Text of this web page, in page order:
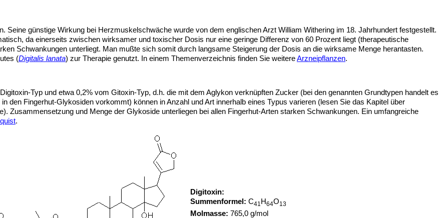
Seine günstige Wirkung bei Herzmuskelschwäche wurde von dem englischen Arzt William Withering im 18. Jahrhundert festgestellt.
da einerseits zwischen wirksamer und toxischer Dosis nur eine geringe Differenz von 60 Prozent liegt (therapeutische
Schwankungen unterliegt. Man mußte sich somit durch langsame Steigerung der Dosis an die wirksame Menge herantasten.
(Digitalis lanata) zur Therapie genutzt. In einem Themenverzeichnis finden Sie weitereArzneipflanzen.
Typ und etwa 0,2% vom Gitoxin-Typ, d.h. die mit dem Aglykon verknüpften Zucker (bei den genannten Grundtypen handelt es
den Fingerhut-Glykosiden vorkommt) können in Anzahl und Art innerhalb eines Typus varieren (lesen Sie das Kapitel über
Zusammensetzung und Menge der Glykoside unterliegen bei allen Fingerhut-Arten starken Schwankungen. Ein umfangreiche
.
Digitoxin:
Summenformel: C41 H64O13
Molmasse: 765,0 g/mol